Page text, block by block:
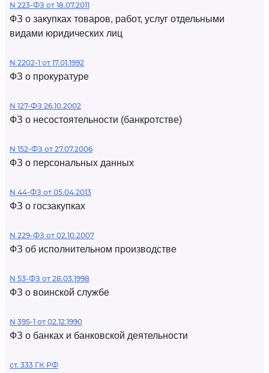
N 223-ФЗ от 18.07.2011
ФЗ о закупках товаров, работ, услуг отдельными
видами юридических лиц
N 2202-1 от 17.01.1992
ФЗ о прокуратуре
N 127-ФЗ 26.10.2002
ФЗ о несостоятельности (банкротстве)
N 152-ФЗ от 27.07.2006
ФЗ о персональных данных
N 44-ФЗ от 05.04.2013
ФЗ о госзакупках
N 229-ФЗ от 02.10.2007
ФЗ об исполнительном производстве
N 53-ФЗ от 28.03.1998
ФЗ о воинской службе
N 395-1 от 02.12.1990
ФЗ о банках и банковской деятельности
ст. 333 ГК РФ